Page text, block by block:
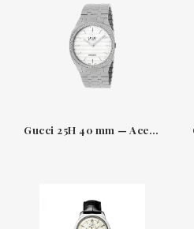
Gucci 25H 40 mm — Acero con bisel de diamantes